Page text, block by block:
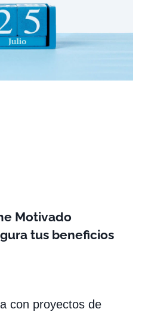
Motivado
tus beneficios
con proyectos de